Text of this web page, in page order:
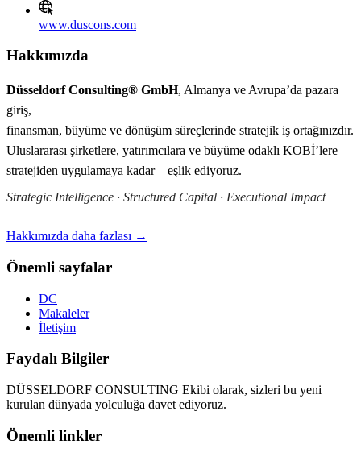
www.duscons.com
Hakkımızda
Düsseldorf Consulting® GmbH, Almanya ve Avrupa’da pazara
giriş,
finansman, büyüme ve dönüşüm süreçlerinde stratejik iş ortağınızdır.
Uluslararası şirketlere, yatırımcılara ve büyüme odaklı KOBİ’lere –
stratejiden uygulamaya kadar – eşlik ediyoruz.
Strategic Intelligence · Structured Capital · Executional Impact
Hakkımızda daha fazlası →
Önemli sayfalar
DC
Makaleler
İletişim
Faydalı Bilgiler
DÜSSELDORF CONSULTING Ekibi olarak, sizleri bu yeni
kurulan dünyada yolculuğa davet ediyoruz.
Önemli linkler